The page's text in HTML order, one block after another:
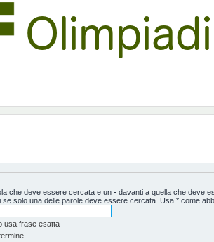
che deve essere cercata e un - davanti a quella che deve
se solo una delle parole deve essere cercata. Usa * come
usa frase esatta